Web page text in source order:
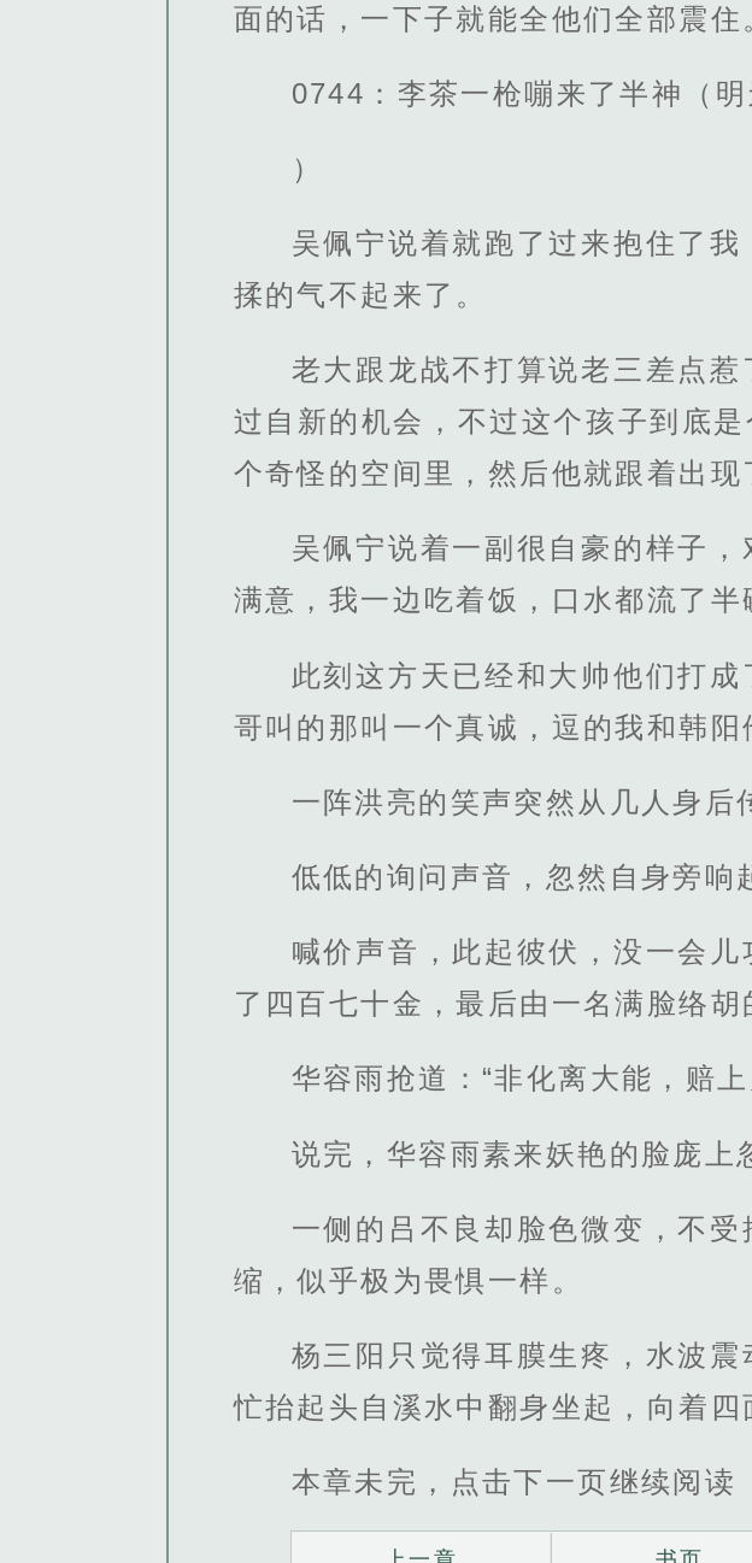
面的话，一下子就能全他们全部震住
0744：李茶一枪嘣来了半神（明
）
吴佩宁说着就跑了过来抱住了
揉的气不起来了。
老大跟龙战不打算说老三差点
过自新的机会，不过这个孩子到底
个奇怪的空间里，然后他就跟着出现
吴佩宁说着一副很自豪的样子
满意，我一边吃着饭，口水都流了半
此刻这方天已经和大帅他们打
哥叫的那叫一个真诚，逗的我和韩阳
一阵洪亮的笑声突然从几人身后
低低的询问声音，忽然自身旁响
喊价声音，此起彼伏，没一会
了四百七十金，最后由一名满脸络胡
华容雨抢道：“非化离大能，赔
说完，华容雨素来妖艳的脸庞上
一侧的吕不良却脸色微变，不
缩，似乎极为畏惧一样。
杨三阳只觉得耳膜生疼，水波
忙抬起头自溪水中翻身坐起，向着四
本章未完，点击下一页继续阅读